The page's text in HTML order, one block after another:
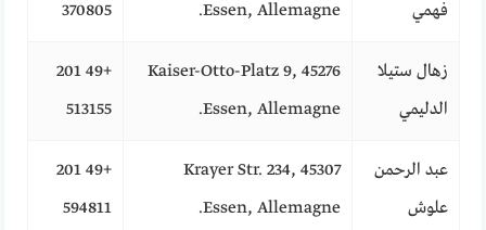
فهمي
Essen, Allemagne.
370805
زهال ستيلا
الدليمي
Kaiser-Otto-Platz 9, 45276
Essen, Allemagne.
+49 201
513155
عبد الرحمن
علوش
Krayer Str. 234, 45307
Essen, Allemagne.
+49 201
594811